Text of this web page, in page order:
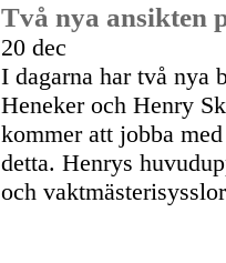
Två nya ansikten
20 dec
I dagarna har två nya
Heneker och Henry
kommer att jobba
detta. Henrys
och